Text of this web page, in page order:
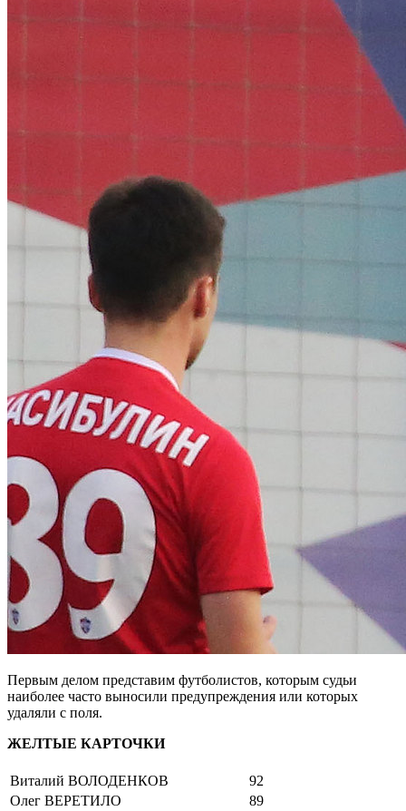
Первым делом представим футболистов, которым судьи
наиболее часто выносили предупреждения или которых
удаляли с поля.
ЖЕЛТЫЕ КАРТОЧКИ
Виталий ВОЛОДЕНКОВ
92
Олег ВЕРЕТИЛО
89